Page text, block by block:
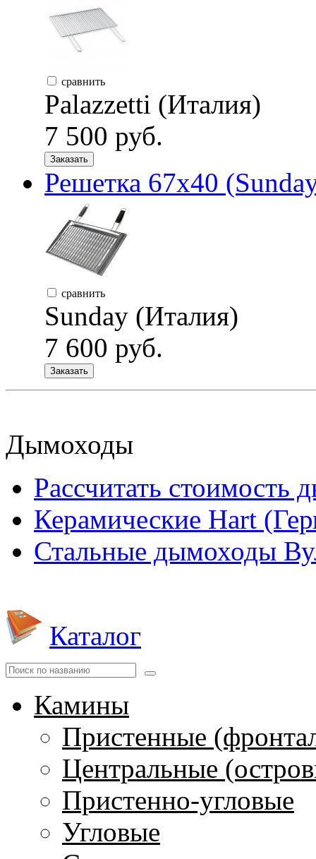
сравнить
Palazzetti (Италия)
7 500 руб.
Заказать
Решетка 67х40
сравнить
Sunday (Италия)
7 600 руб.
Заказать
Дымоходы
Рассчитать стоимость
Керамические Hart
Стальные дымоходы
Каталог
Камины
Пристенные
Центральные
Пристенно-угловые
Угловые